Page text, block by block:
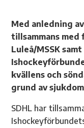
Med anledning
tillsammans med
Luleå/MSSK
kvällens och
grund av
SDHL har